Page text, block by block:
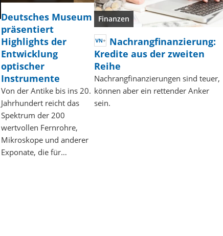
Deutsches Museum
präsentiert
Highlights der
Entwicklung
optischer
Instrumente
Von der Antike bis ins 20.
Jahrhundert reicht das
Spektrum der 200
wertvollen Fernrohre,
Mikroskope und anderer
Exponate, die für…
Finanzen
Nachrangfinanzierung:
Kredite aus der zweiten
Reihe
Nachrangfinanzierungen sind teuer,
können aber ein rettender Anker
sein.